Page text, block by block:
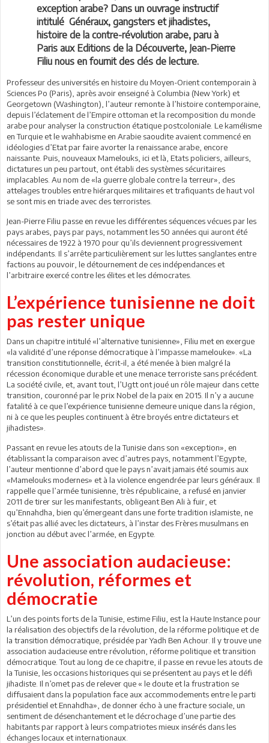
exception arabe? Dans un ouvrage instructif
intitulé Généraux, gangsters et jihadistes,
histoire de la contre-révolution arabe, paru à
Paris aux Editions de la Découverte, Jean-Pierre
Filiu nous en fournit des clés de lecture.
Professeur des universités en histoire du Moyen-Orient contemporain à
Sciences Po (Paris), après avoir enseigné à Columbia (New York) et
Georgetown (Washington), l’auteur remonte à l’histoire contemporaine,
depuis l’éclatement de l’Empire ottoman et la recomposition du monde
arabe pour analyser la construction étatique postcoloniale. Le kamélisme
en Turquie et le wahhabisme en Arabie saoudite avaient commencé en
idéologies d’Etat par faire avorter la renaissance arabe, encore
naissante. Puis, nouveaux Mamelouks, ici et là, Etats policiers, ailleurs,
dictatures un peu partout, ont établi des systèmes sécuritaires
implacables. Au nom de «la guerre globale contre la terreur», des
attelages troubles entre hiérarques militaires et trafiquants de haut vol
se sont mis en triade avec des terroristes.
Jean-Pierre Filiu passe en revue les différentes séquences vécues par les
pays arabes, pays par pays, notamment les 50 années qui auront été
nécessaires de 1922 à 1970 pour qu’ils deviennent progressivement
indépendants. Il s’arrête particulièrement sur les luttes sanglantes entre
factions au pouvoir, le détournement de ces indépendances et
l’arbitraire exercé contre les élites et les démocrates.
L’expérience tunisienne ne doit
pas rester unique
Dans un chapitre intitulé «l’alternative tunisienne», Filiu met en exergue
«la validité d’une réponse démocratique à l’impasse mamelouke». «La
transition constitutionnelle, écrit-il, a été menée à bien malgré la
récession économique durable et une menace terroriste sans précédent.
La société civile, et, avant tout, l’Ugtt ont joué un rôle majeur dans cette
transition, couronné par le prix Nobel de la paix en 2015. Il n’y a aucune
fatalité à ce que l’expérience tunisienne demeure unique dans la région,
ni à ce que les peuples continuent à être broyés entre dictateurs et
jihadistes».
Passant en revue les atouts de la Tunisie dans son «exception», en
établissant la comparaison avec d’autres pays, notamment l’Egypte,
l’auteur mentionne d’abord que le pays n’avait jamais été soumis aux
«Mamelouks modernes» et à la violence engendrée par leurs généraux. Il
rappelle que l’armée tunisienne, très républicaine, a refusé en janvier
2011 de tirer sur les manifestants, obligeant Ben Ali à fuir, et
qu’Ennahdha, bien qu’émergeant dans une forte tradition islamiste, ne
s’était pas allié avec les dictateurs, à l’instar des Frères musulmans en
jonction au début avec l’armée, en Egypte.
Une association audacieuse:
révolution, réformes et
démocratie
L’un des points forts de la Tunisie, estime Filiu, est la Haute Instance pour
la réalisation des objectifs de la révolution, de la réforme politique et de
la transition démocratique, présidée par Yadh Ben Achour. Il y trouve une
association audacieuse entre révolution, réforme politique et transition
démocratique. Tout au long de ce chapitre, il passe en revue les atouts de
la Tunisie, les occasions historiques qui se présentent au pays et le défi
jihadiste. Il n’omet pas de relever que « le doute et la frustration se
diffusaient dans la population face aux accommodements entre le parti
présidentiel et Ennahdha», de donner écho à une fracture sociale, un
sentiment de désenchantement et le décrochage d’une partie des
habitants par rapport à leurs compatriotes mieux insérés dans les
échanges locaux et internationaux.